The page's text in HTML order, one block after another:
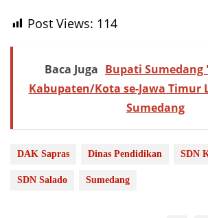
Post Views: 114
Baca Juga Bupati Sumedang
Kabupaten/Kota se-Jawa Timur
Sumedang
DAK Sapras Dinas Pendidikan SDN
SDN Salado Sumedang